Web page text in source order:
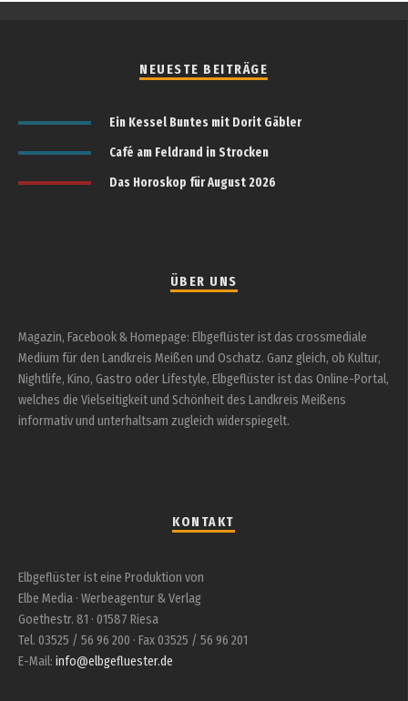
NEUESTE BEITRÄGE
Ein Kessel Buntes mit Dorit Gäbler
Café am Feldrand in Strocken
Das Horoskop für August 2026
ÜBER UNS
Magazin, Facebook & Homepage: Elbgeflüster ist das crossmediale
Medium für den Landkreis Meißen und Oschatz. Ganz gleich, ob Kultur,
Nightlife, Kino, Gastro oder Lifestyle, Elbgeflüster ist das Online-Portal,
welches die Vielseitigkeit und Schönheit des Landkreis Meißens
informativ und unterhaltsam zugleich widerspiegelt.
KONTAKT
Elbgeflüster ist eine Produktion von
Elbe Media · Werbeagentur & Verlag
Goethestr. 81 · 01587 Riesa
Tel. 03525 / 56 96 200 · Fax 03525 / 56 96 201
E-Mail: info@elbgefluester.de